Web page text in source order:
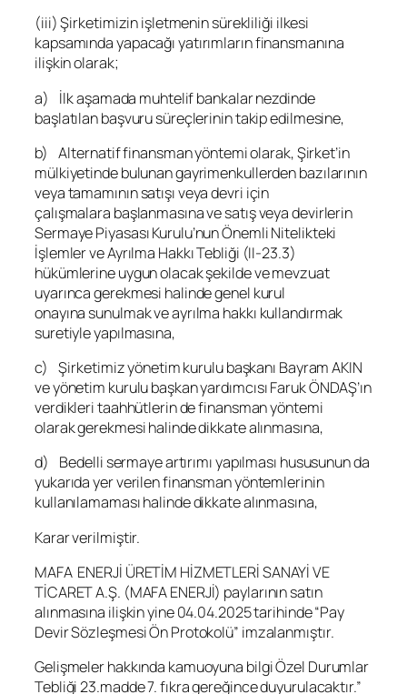
(iii) Şirketimizin işletmenin sürekliliği ilkesi
kapsamında yapacağı yatırımların finansmanına
ilişkin olarak;
a) İlk aşamada muhtelif bankalar nezdinde
başlatılan başvuru süreçlerinin takip edilmesine,
b) Alternatif finansman yöntemi olarak, Şirket’in
mülkiyetinde bulunan gayrimenkullerden bazılarının
veya tamamının satışı veya devri için
çalışmalara başlanmasına ve satış veya devirlerin
Sermaye Piyasası Kurulu’nun Önemli Nitelikteki
İşlemler ve Ayrılma Hakkı Tebliği (II-23.3)
hükümlerine uygun olacak şekilde ve mevzuat
uyarınca gerekmesi halinde genel kurul
onayına sunulmak ve ayrılma hakkı kullandırmak
suretiyle yapılmasına,
c) Şirketimiz yönetim kurulu başkanı Bayram AKIN
ve yönetim kurulu başkan yardımcısı Faruk ÖNDAŞ’ın
verdikleri taahhütlerin de finansman yöntemi
olarak gerekmesi halinde dikkate alınmasına,
d) Bedelli sermaye artırımı yapılması hususunun da
yukarıda yer verilen finansman yöntemlerinin
kullanılamaması halinde dikkate alınmasına,
Karar verilmiştir.
MAFA ENERJİ ÜRETİM HİZMETLERİ SANAYİ VE
TİCARET A.Ş. (MAFA ENERJİ) paylarının satın
alınmasına ilişkin yine 04.04.2025 tarihinde “Pay
Devir Sözleşmesi Ön Protokolü” imzalanmıştır.
Gelişmeler hakkında kamuoyuna bilgi Özel Durumlar
Tebliği 23.madde 7. fıkra gereğince duyurulacaktır.”